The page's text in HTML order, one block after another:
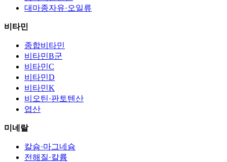
대마종자유·오일류
비타민
종합비타민
비타민B군
비타민C
비타민D
비타민K
비오틴·판토텐산
엽산
미네랄
칼슘·마그네슘
전해질·칼륨